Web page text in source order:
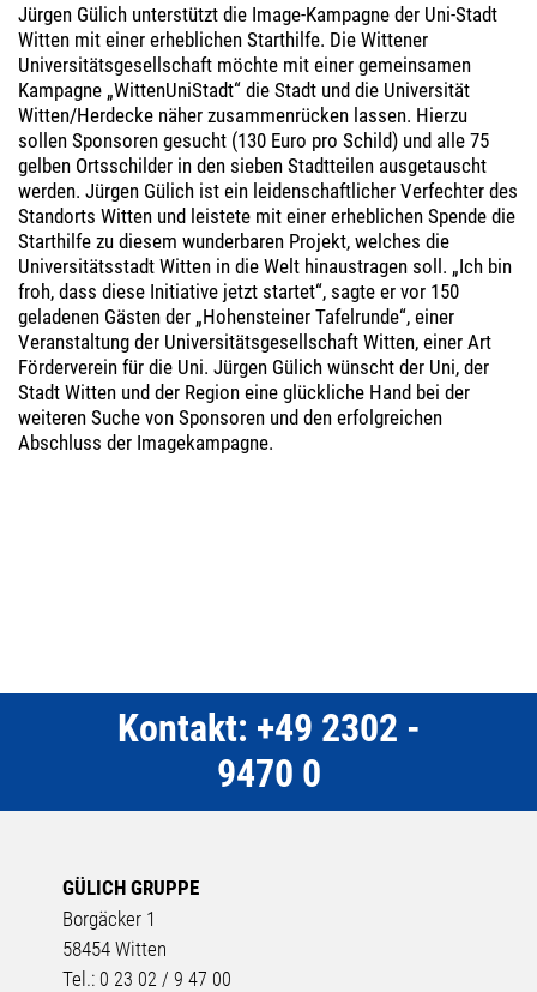
Jürgen Gülich unterstützt die Image-Kampagne der Uni-Stadt
Witten mit einer erheblichen Starthilfe. Die Wittener
Universitätsgesellschaft möchte mit einer gemeinsamen
Kampagne „WittenUniStadt“ die Stadt und die Universität
Witten/Herdecke näher zusammenrücken lassen. Hierzu
sollen Sponsoren gesucht (130 Euro pro Schild) und alle 75
gelben Ortsschilder in den sieben Stadtteilen ausgetauscht
werden. Jürgen Gülich ist ein leidenschaftlicher Verfechter des
Standorts Witten und leistete mit einer erheblichen Spende die
Starthilfe zu diesem wunderbaren Projekt, welches die
Universitätsstadt Witten in die Welt hinaustragen soll. „Ich bin
froh, dass diese Initiative jetzt startet“, sagte er vor 150
geladenen Gästen der „Hohensteiner Tafelrunde“, einer
Veranstaltung der Universitätsgesellschaft Witten, einer Art
Förderverein für die Uni. Jürgen Gülich wünscht der Uni, der
Stadt Witten und der Region eine glückliche Hand bei der
weiteren Suche von Sponsoren und den erfolgreichen
Abschluss der Imagekampagne.
Kontakt: +49 2302 -
9470 0
GÜLICH GRUPPE
Borgäcker 1
58454 Witten
Tel.: 0 23 02 / 9 47 00